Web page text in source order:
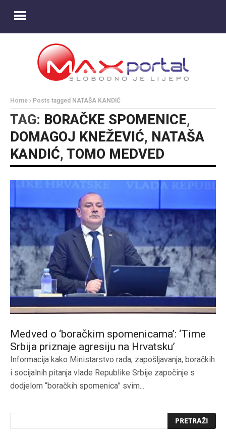
Home Posts tagged NATAŠA KANDIĆ
TAG: BORAČKE SPOMENICE,
DOMAGOJ KNEŽEVIĆ, NATAŠA
KANDIĆ, TOMO MEDVED
Medved o ‘boračkim spomenicama’: ‘Time
Srbija priznaje agresiju na Hrvatsku’
Informacija kako Ministarstvo rada, zapošljavanja, boračkih
i socijalnih pitanja vlade Republike Srbije započinje s
dodjelom “boračkih spomenica” svim...